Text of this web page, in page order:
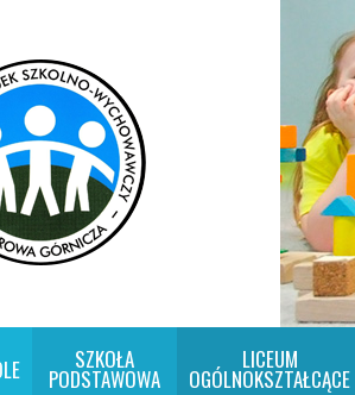
SZKOŁA
PODSTAWOWA
LICEUM
OGÓLNOKSZTAŁCĄCE